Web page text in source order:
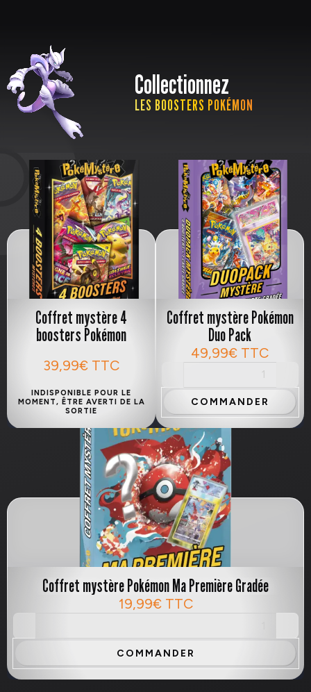
Collectionnez
LES BOOSTERS POKÉMON
Coffret mystère 4
boosters Pokémon
39,99€ TTC
INDISPONIBLE POUR LE
MOMENT, ÊTRE AVERTI DE LA
SORTIE
Coffret mystère Pokémon
Duo Pack
49,99€ TTC
COMMANDER
Coffret mystère Pokémon Ma Première Gradée
19,99€ TTC
COMMANDER